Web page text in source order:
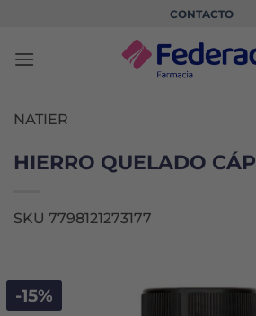
contenido
CONTACTO
NATIER
HIERRO QUELADO
SKU 7798121273177
-15%